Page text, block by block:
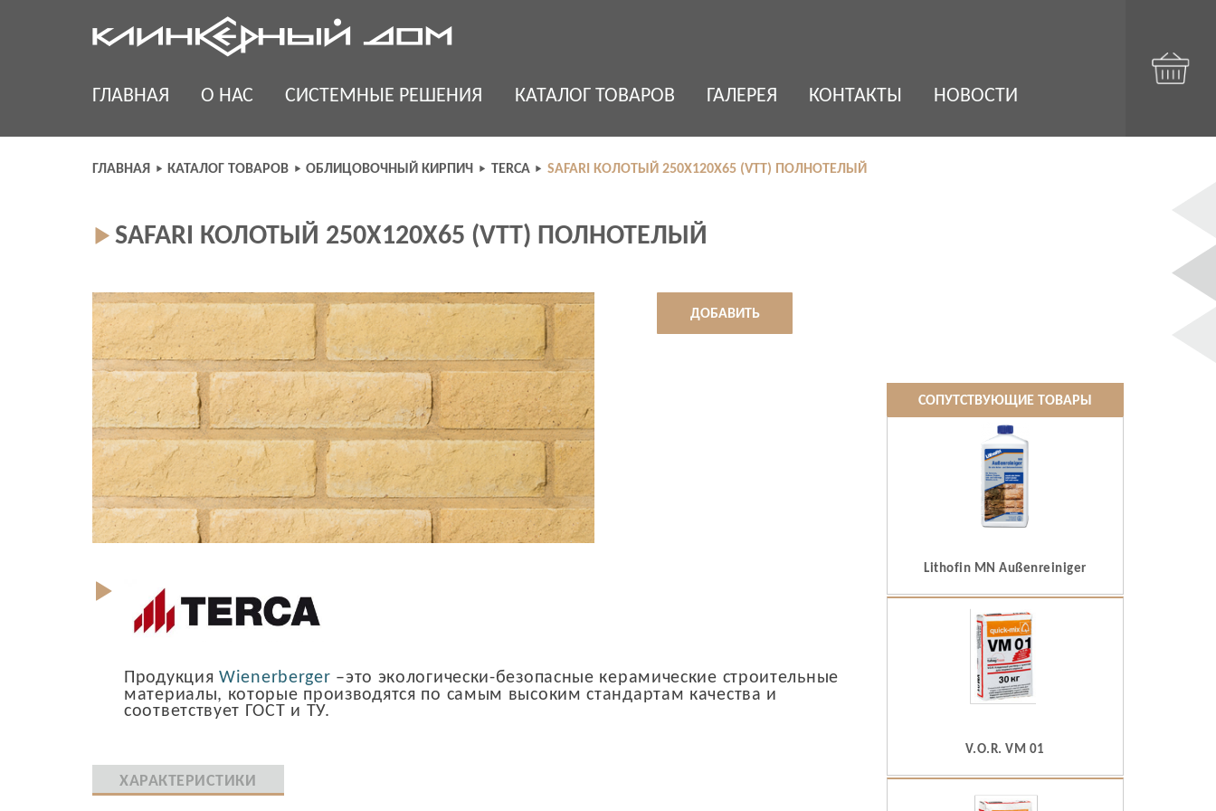
ГЛАВНАЯ О НАС СИСТЕМНЫЕ РЕШЕНИЯ КАТАЛОГ ТОВАРОВ ГАЛЕРЕЯ КОНТАКТЫ НОВОСТИ
ГЛАВНАЯ КАТАЛОГ ТОВАРОВ ОБЛИЦОВОЧНЫЙ КИРПИЧ TERCA SAFARI КОЛОТЫЙ 250Х120Х65 (VTT) ПОЛНОТЕЛЫЙ
SAFARI КОЛОТЫЙ 250Х120Х65 (VTT) ПОЛНОТЕЛЫЙ
ДОБАВИТЬ
Продукция Wienerberger –это экологически-безопасные керамические строительные
материалы, которые производятся по самым высоким стандартам качества и
соответствует ГОСТ и ТУ.
ХАРАКТЕРИСТИКИ
СОПУТСТВУЮЩИЕ ТОВАРЫ
Lithofin MN Außenreiniger
V.O.R. VM 01